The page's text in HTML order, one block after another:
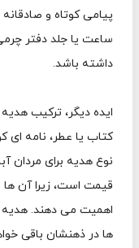
پیامی کوتاه و
ساعت یا جلد دفتر
داشته باشد.
ایده دیگر، ترکیب
کتاب یا عطر، نامه ای
نوع هدیه برای مردان
قیمت است، زیرا آن
اهمیت می دهند. هدیه
ها در ذهنشان باقی